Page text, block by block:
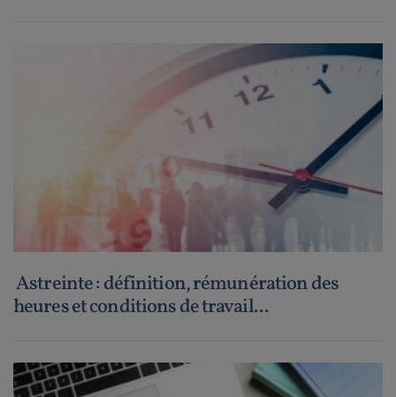
Astreinte : définition, rémunération des
heures et conditions de travail...